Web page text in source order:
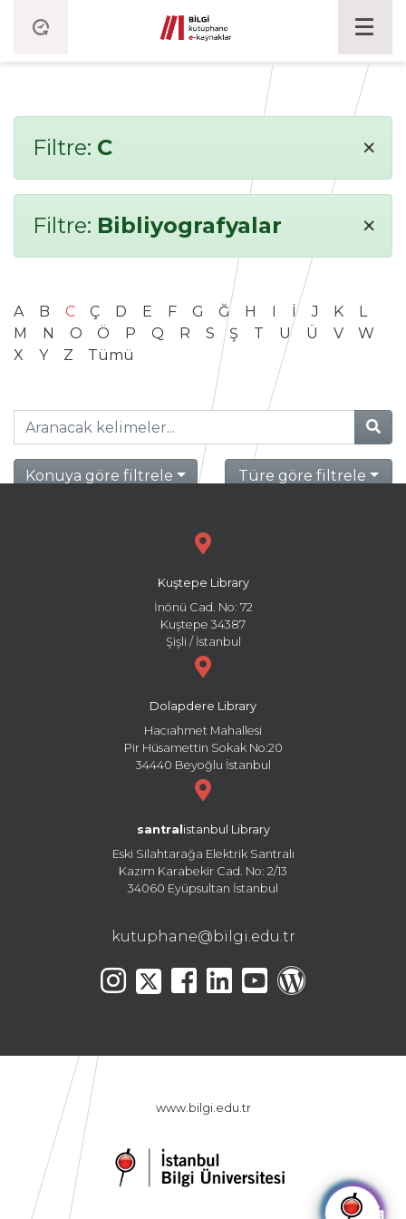
Filtre: C ×
Filtre: Bibliyografyalar ×
A B C Ç D E F G Ğ H I İ J K
L
M
N O Ö P Q R S Ş T U Ü V
W
X
Y Z Tümü
Konuya göre filtrele Türe göre filtrele
Kuştepe Library
İnönü Cad. No: 72
Kuştepe 34387
Şişli / İstanbul
Dolapdere Library
Hacıahmet Mahallesi
Pir Hüsamettin Sokak No:20
34440 Beyoğlu İstanbul
santral istanbul Library
Eski Silahtarağa Elektrik Santralı
Kazım Karabekir Cad. No: 2/13
34060 Eyüpsultan İstanbul
kutuphane@bilgi.edu.tr
www.bilgi.edu.tr